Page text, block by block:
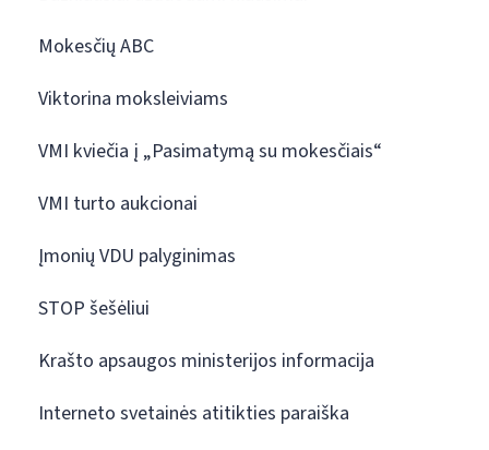
Mokesčių ABC
Viktorina moksleiviams
VMI kviečia į „Pasimatymą su mokesčiais“
VMI turto aukcionai
Įmonių VDU palyginimas
STOP šešėliui
Krašto apsaugos ministerijos informacija
Interneto svetainės atitikties paraiška